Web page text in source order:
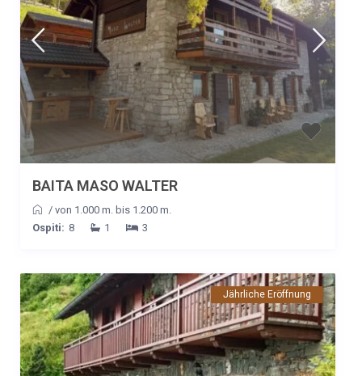
BAITA MASO WALTER
/ von 1.000 m. bis 1.200 m.
Ospiti: 8 1 3
Jährliche Eröffnung